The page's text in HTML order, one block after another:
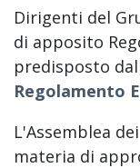
Dirigenti del
di apposito
predisposto
Regolamento
L'Assemblea
materia di